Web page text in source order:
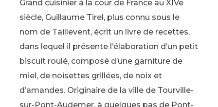
Grand cuisinier à la cour de France au XIVe
siècle, Guillaume Tirel, plus connu sous le
nom de Taillevent, écrit un livre de recettes,
dans lequel il présente l’élaboration d’un petit
biscuit roulé, composé d’une garniture de
miel, de noisettes grillées, de noix et
d’amandes. Originaire de la ville de Tourville-
sur-Pont-Audemer, à quelques pas de Pont-